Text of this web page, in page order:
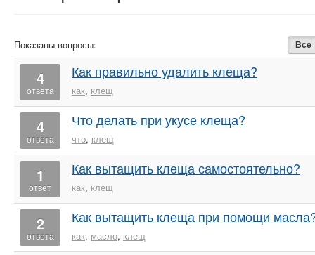
Показаны вопросы: Все
4
ответа
Как правильно удалить клеща?
как, клещ
4
ответа
Что делать при укусе клеща?
что, клещ
1
ответ
Как вытащить клеща самостоятельно?
как, клещ
2
ответа
Как вытащить клеща при помощи
как, масло, клещ